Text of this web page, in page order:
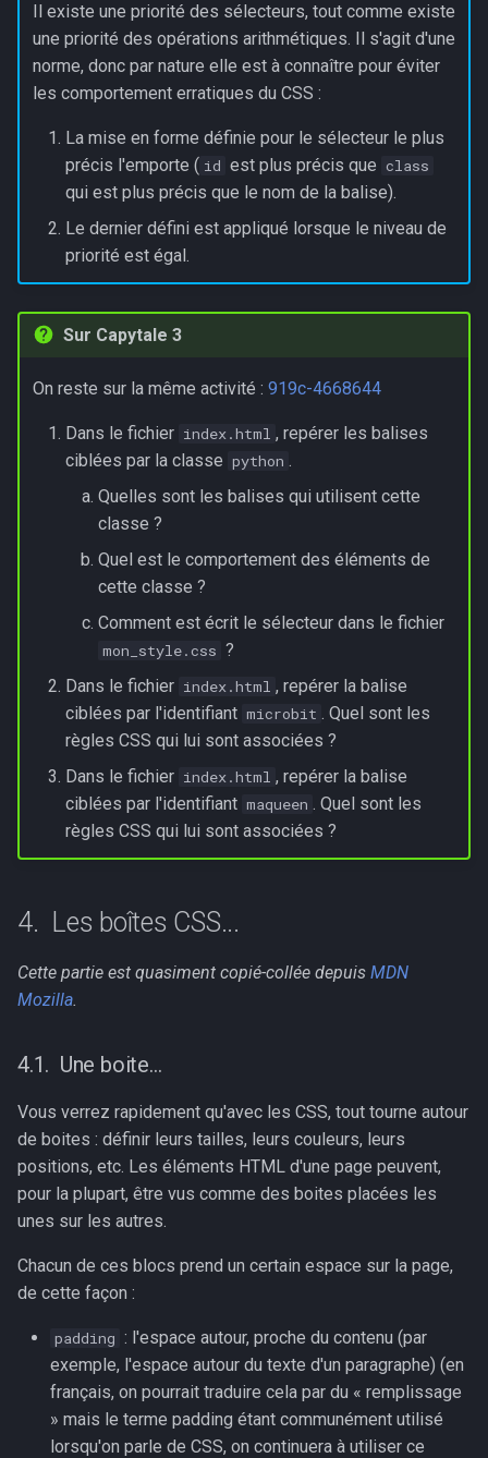
Il existe une priorité des sélecteurs, tout comme existe
une priorité des opérations arithmétiques. Il s'agit d'une
norme, donc par nature elle est à connaître pour éviter
les comportement erratiques du CSS :
La mise en forme définie pour le sélecteur le plus
précis l'emporte ( id est plus précis que class
qui est plus précis que le nom de la balise).
Le dernier défini est appliqué lorsque le niveau de
priorité est égal.
Sur Capytale 3
On reste sur la même activité : 919c-4668644
Dans le fichier index.html , repérer les balises
ciblées par la classe python .
Quelles sont les balises qui utilisent cette
classe ?
Quel est le comportement des éléments de
cette classe ?
Comment est écrit le sélecteur dans le fichier
mon_style.css ?
Dans le fichier index.html , repérer la balise
ciblées par l'identifiant microbit . Quel sont les
règles CSS qui lui sont associées ?
Dans le fichier index.html , repérer la balise
ciblées par l'identifiant maqueen . Quel sont les
règles CSS qui lui sont associées ?
Les boîtes CSS...
Cette partie est quasiment copié-collée depuis MDN
Mozilla.
Une boite...
Vous verrez rapidement qu'avec les CSS, tout tourne autour
de boites : définir leurs tailles, leurs couleurs, leurs
positions, etc. Les éléments HTML d'une page peuvent,
pour la plupart, être vus comme des boites placées les
unes sur les autres.
Chacun de ces blocs prend un certain espace sur la page,
de cette façon :
padding : l'espace autour, proche du contenu (par
exemple, l'espace autour du texte d'un paragraphe) (en
français, on pourrait traduire cela par du « remplissage
» mais le terme padding étant communément utilisé
lorsqu'on parle de CSS, on continuera à utiliser ce